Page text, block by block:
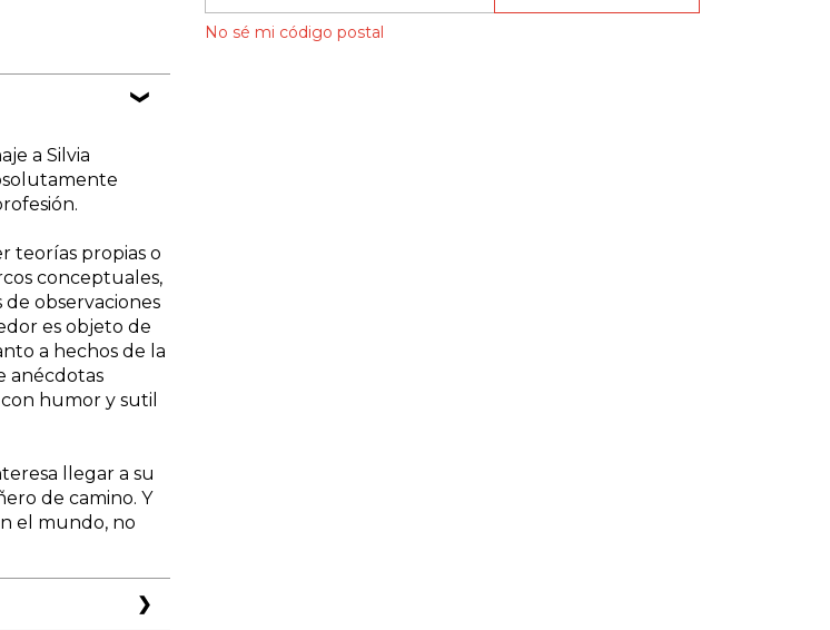
a Silvia
teorías propias o
conceptuales,
observaciones
es objeto de
a hechos de la
anécdotas
humor y sutil
llegar a su
de camino. Y
el mundo, no
No sé mi código postal